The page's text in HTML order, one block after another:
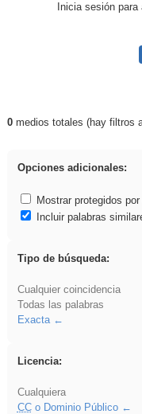
Inicia sesión
Resultados de:
0medios totales (hay filtros
Opciones adicionales:
Mostrar protegidos
Incluir palabras
Tipo de búsqueda:
Cualquier coincidencia
Todas las palabras
Exacta
Licencia:
Cualquiera
CCo Dominio Público